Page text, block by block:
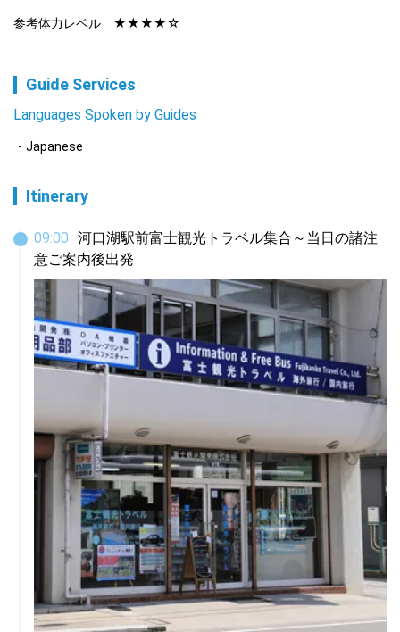
参考体力レベル　★★★★☆
Guide Services
Languages Spoken by Guides
Japanese
Itinerary
09:00 河口湖駅前富士観光トラベル集合～当日の諸注
意ご案内後出発